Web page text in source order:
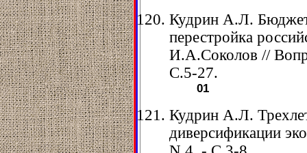
Кудрин А.Л.
перестройка
И.А.Соколов //
С.5-27.
01
Кудрин А.Л.
диверсификации